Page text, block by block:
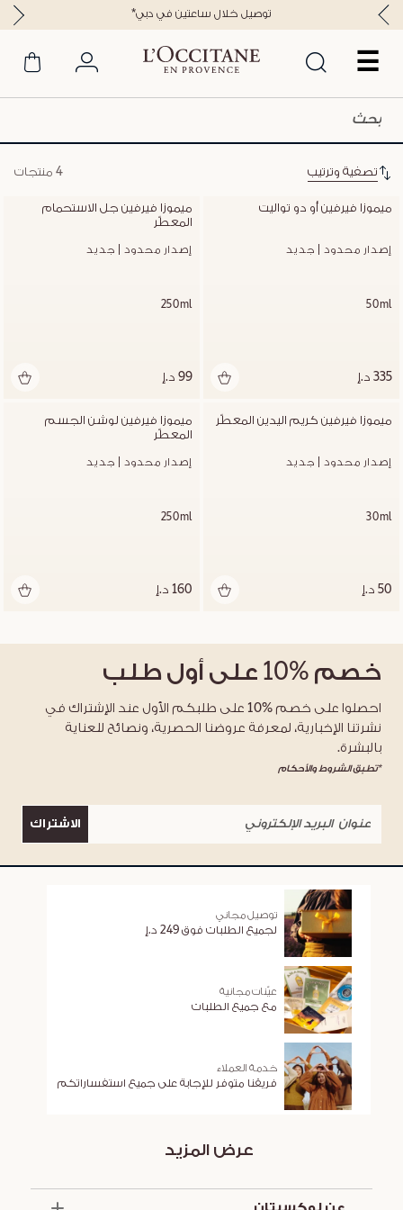
☰
*توصيل خلال ساعتين في دبي
تصفية وترتيب 4 منتجات
ميموزا فيرفين أو دو تواليت
إصدار محدود | جديد
50ml
335 د.إ
المعطّر
إصدار محدود | جديد
250ml
99 د.إ
ميموزا فيرفين كريم اليدين المعطّر
إصدار محدود | جديد
30ml
50 د.إ
المعطّر
إصدار محدود | جديد
250ml
160 د.إ
خصم %10 على أول طلب
احصلوا على خصم %10 على طلبكم الأول عند الإشتراك في
نشرتنا الإخبارية، لمعرفة عروضنا الحصرية، ونصائح للعناية
بالبشرة.
*تطبق الشروط والأحكام
الاشتراك
توصيل مجاني
لجميع الطلبات فوق 249 د.إ
عيّنات مجانية
مع جميع الطلبات
خدمة العملاء
فريقنا متوفر للإجابة على جميع استفساراتكم
عرض المزيد